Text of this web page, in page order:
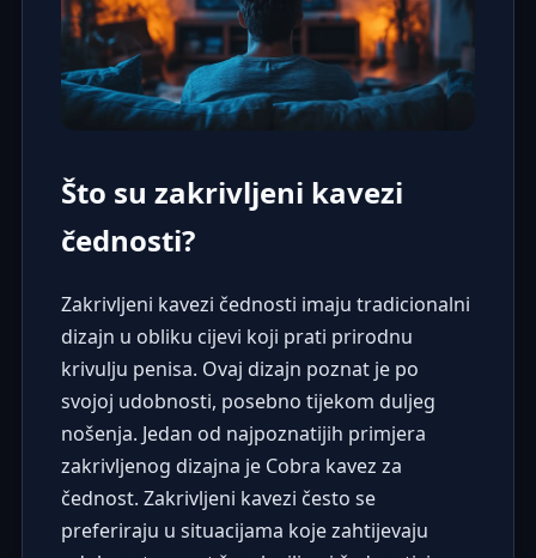
Što su zakrivljeni kavezi
čednosti?
Zakrivljeni kavezi čednosti imaju tradicionalni
dizajn u obliku cijevi koji prati prirodnu
krivulju penisa. Ovaj dizajn poznat je po
svojoj udobnosti, posebno tijekom duljeg
nošenja. Jedan od najpoznatijih primjera
zakrivljenog dizajna je Cobra kavez za
čednost. Zakrivljeni kavezi često se
preferiraju u situacijama koje zahtijevaju